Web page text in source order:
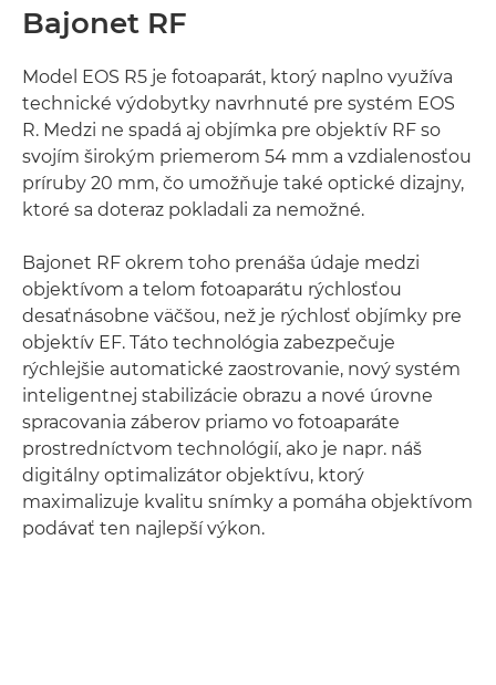
Bajonet RF
Model EOS R5 je fotoaparát, ktorý naplno využíva
technické výdobytky navrhnuté pre systém EOS
R. Medzi ne spadá aj objímka pre objektív RF so
svojím širokým priemerom 54 mm a vzdialenosťou
príruby 20 mm, čo umožňuje také optické dizajny,
ktoré sa doteraz pokladali za nemožné.
Bajonet RF okrem toho prenáša údaje medzi
objektívom a telom fotoaparátu rýchlosťou
desaťnásobne väčšou, než je rýchlosť objímky pre
objektív EF. Táto technológia zabezpečuje
rýchlejšie automatické zaostrovanie, nový systém
inteligentnej stabilizácie obrazu a nové úrovne
spracovania záberov priamo vo fotoaparáte
prostredníctvom technológií, ako je napr. náš
digitálny optimalizátor objektívu, ktorý
maximalizuje kvalitu snímky a pomáha objektívom
podávať ten najlepší výkon.